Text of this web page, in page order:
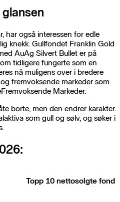
har også interessen for edle
knekk. Gullfondet Franklin Gold
AuAg Silvert Bullet er på
tidligere fungerte som en
nå muligens over i bredere
fremvoksende markeder som
Markeder.
borte, men den endrer karakter.
som gull og sølv, og søker i
Topp 10 nettosolgte fond